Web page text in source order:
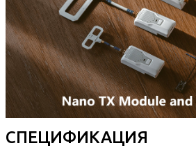
СПЕЦИФИКАЦИЯ